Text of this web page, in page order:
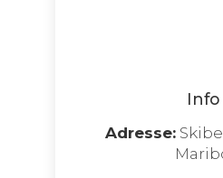
Info
Adresse: